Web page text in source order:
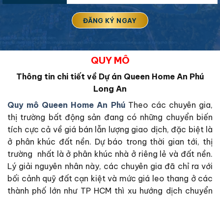
QUY MÔ
Thông tin chi tiết về Dự án Queen Home An Phú
Long An
Quy mô Queen Home An PhúTheo các chuyên gia,
thị trường bất động sản đang có những chuyển biến
tích cực cả về giá bán lẫn lượng giao dịch, đặc biệt là
ở phân khúc đất nền. Dự báo trong thời gian tới, thị
trường nhất là ở phân khúc nhà ở riêng lẻ và đất nền.
Lý giải nguyên nhân này, các chuyên gia đã chỉ ra với
bối cảnh quỹ đất cạn kiệt và mức giá leo thang ở các
thành phố lớn như TP HCM thì xu hướng dịch chuyển